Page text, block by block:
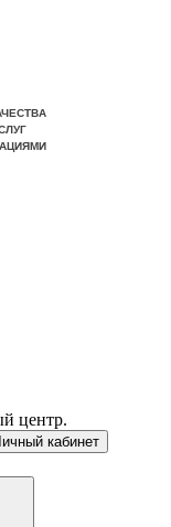
центр.
кабинет